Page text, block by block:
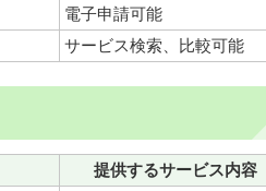
電子申請可能
サービス検索、比較可能
提供するサービス内容